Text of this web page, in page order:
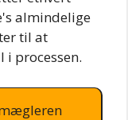
almindelige
til at
processen.